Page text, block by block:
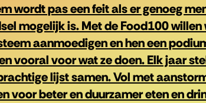
wordt pas een feit als er genoeg
mogelijk is. Met de Food100
aanmoedigen en hen een
vooral voor wat ze doen. Elk jaar
lijst samen. Vol met
voor beter en duurzamer eten en